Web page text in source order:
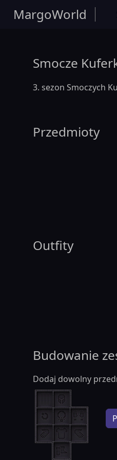
MargoWorld
Smocze
3. sezon Smoczych
Przedmioty
Outfity
Budowanie
Dodaj dowolny